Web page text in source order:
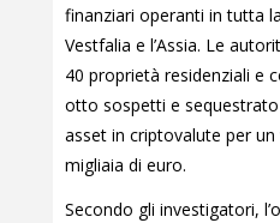
finanziari operanti in tutta
Vestfalia e l’Assia. Le
40 proprietà residenziali e
otto sospetti e
asset in criptovalute per
migliaia di euro.
Secondo gli investigatori,